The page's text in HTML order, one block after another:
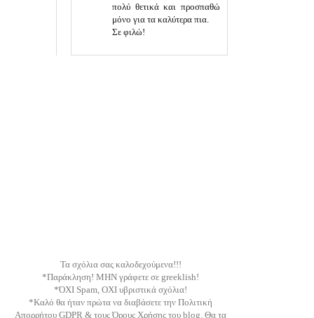
πολύ θετικά και προσπαθώ
μόνο για τα καλύτερα πια.
Σε φιλώ!
Τα σχόλια σας καλοδεχούμενα!!!
*Παράκληση! ΜΗΝ γράφετε σε greeklish!
*ΌΧΙ Spam, ΟΧΙ υβριστικά σχόλια!
*Καλό θα ήταν πρώτα να διαβάσετε την Πολιτική
Απορρήτου GDPR & τους Όρους Χρήσης του blog. Θα τα